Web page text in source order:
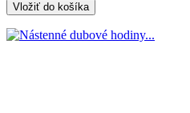
Vložiť do košíka